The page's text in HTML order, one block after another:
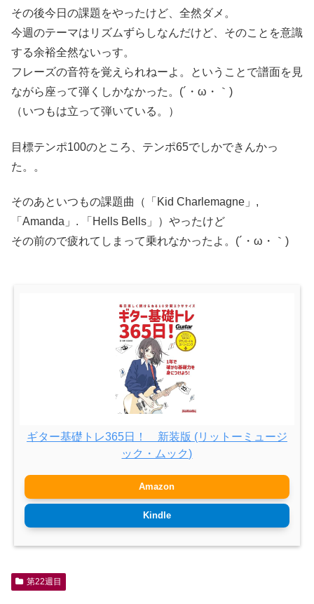
その後今日の課題をやったけど、全然ダメ。
今週のテーマはリズムずらしなんだけど、そのことを意識
する余裕全然ないっす。
フレーズの音符を覚えられねーよ。ということで譜面を見
ながら座って弾くしかなかった。(´・ω・｀)
（いつもは立って弾いている。）
目標テンポ100のところ、テンポ65でしかできんかっ
た。。
そのあといつもの課題曲（「Kid Charlemagne」,
「Amanda」. 「Hells Bells」）やったけど
その前ので疲れてしまって乗れなかったよ。(´・ω・｀)
ギター基礎トレ365日！ 新装版 (リットーミュージ
ック・ムック)
Amazon
Kindle
第22週目